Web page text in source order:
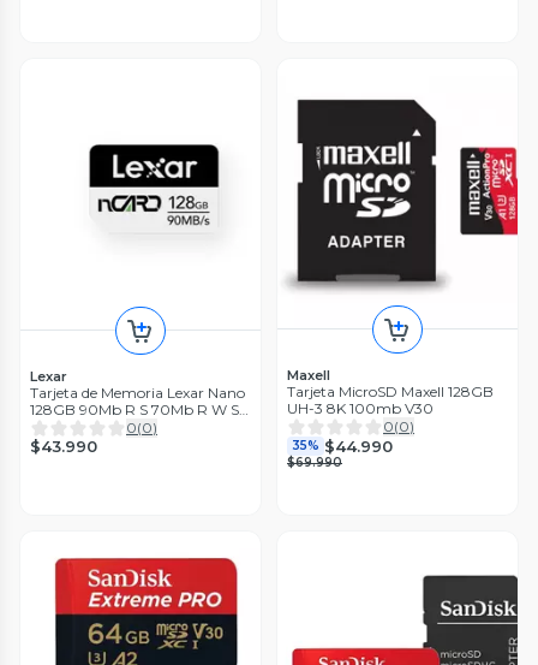
Lexar
Tarjeta de Memoria Lexar Nano
128GB 90Mb R S 70Mb R W S
adap 120949 0(0)
$43.990
Maxell
Tarjeta MicroSD Maxell 128GB
UH-3 8K 100mb V30
0(0)
35% $44.990
$69.990